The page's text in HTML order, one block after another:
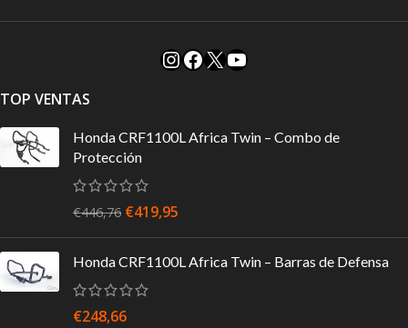
TOP VENTAS
Honda CRF1100L Africa Twin – Combo de
Protección
€446,76 €419,95
Honda CRF1100L Africa Twin – Barras de Defensa
€248,66